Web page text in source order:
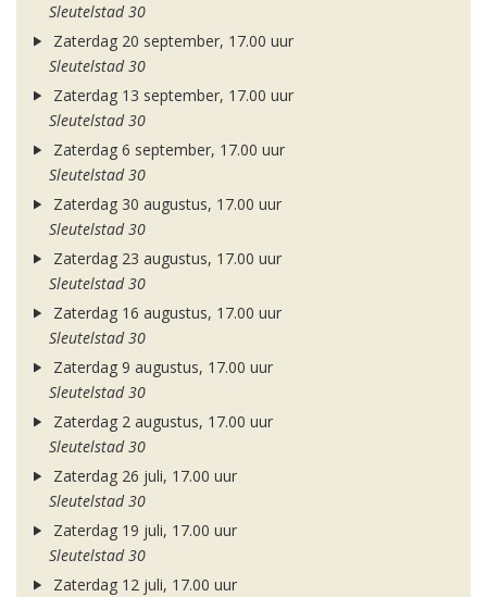
Sleutelstad 30
Zaterdag 20 september, 17.00 uur
Sleutelstad 30
Zaterdag 13 september, 17.00 uur
Sleutelstad 30
Zaterdag 6 september, 17.00 uur
Sleutelstad 30
Zaterdag 30 augustus, 17.00 uur
Sleutelstad 30
Zaterdag 23 augustus, 17.00 uur
Sleutelstad 30
Zaterdag 16 augustus, 17.00 uur
Sleutelstad 30
Zaterdag 9 augustus, 17.00 uur
Sleutelstad 30
Zaterdag 2 augustus, 17.00 uur
Sleutelstad 30
Zaterdag 26 juli, 17.00 uur
Sleutelstad 30
Zaterdag 19 juli, 17.00 uur
Sleutelstad 30
Zaterdag 12 juli, 17.00 uur